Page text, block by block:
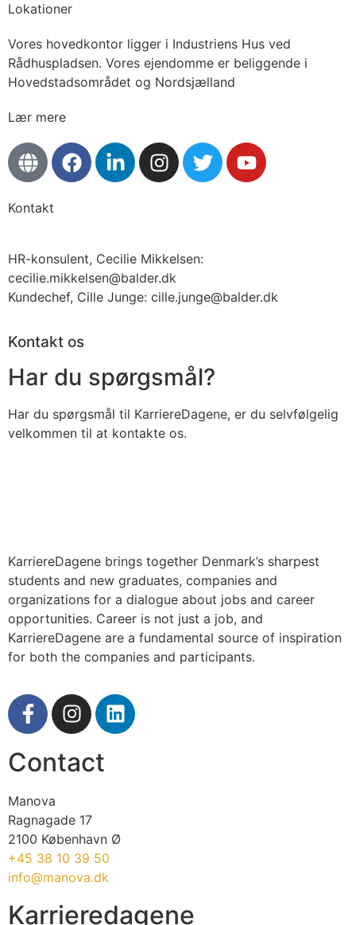
Lokationer
Vores hovedkontor ligger i Industriens Hus ved
Rådhuspladsen. Vores ejendomme er beliggende i
Hovedstadsområdet og Nordsjælland
Lær mere
Kontakt
HR-konsulent, Cecilie Mikkelsen:
cecilie.mikkelsen@balder.dk
Kundechef, Cille Junge: cille.junge@balder.dk
Kontakt os
Har du spørgsmål?
Har du spørgsmål til KarriereDagene, er du selvfølgelig
velkommen til at kontakte os.
KarriereDagene brings together Denmark’s sharpest
students and new graduates, companies and
organizations for a dialogue about jobs and career
opportunities. Career is not just a job, and
KarriereDagene are a fundamental source of inspiration
for both the companies and participants.
Contact
Manova
Ragnagade 17
2100 København Ø
+45 38 10 39 50
info@manova.dk
Karrieredagene